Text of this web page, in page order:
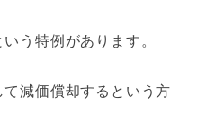
う特例があります。
減価償却するという方